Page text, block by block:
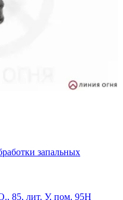
запальных
85, лит. У, пом. 95Н